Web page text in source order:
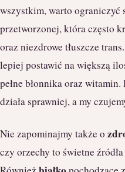
wszystkim, warto ograniczyć
przetworzonej, która często
oraz niezdrowe tłuszcze
lepiej postawić na większą
pełne błonnika oraz
działa sprawniej, a my
Nie zapominajmy także o
czy orzechy to świetne